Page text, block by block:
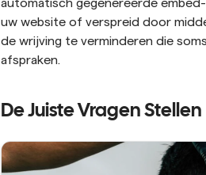
automatisch gegenereerde
uw website of verspreid door
de wrijving te verminderen die
afspraken.
De Juiste Vragen Stellen